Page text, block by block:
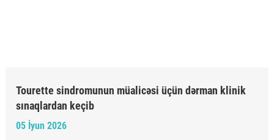
Tourette sindromunun müalicəsi üçün dərman klinik
sınaqlardan keçib
05 İyun 2026